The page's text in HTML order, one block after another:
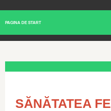
PAGINA DE START
SĂNĂTATEA